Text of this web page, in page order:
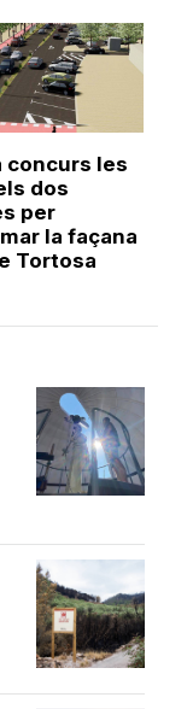
concurs les
dos
per
la façana
Tortosa